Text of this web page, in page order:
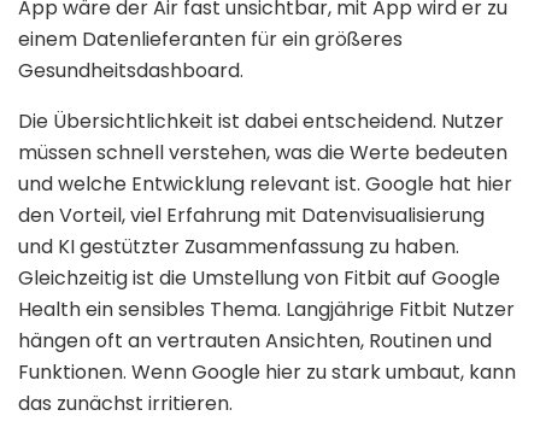
App wäre der Air fast unsichtbar, mit App wird er zu
einem Datenlieferanten für ein größeres
Gesundheitsdashboard.
Die Übersichtlichkeit ist dabei entscheidend. Nutzer
müssen schnell verstehen, was die Werte bedeuten
und welche Entwicklung relevant ist. Google hat hier
den Vorteil, viel Erfahrung mit Datenvisualisierung
und KI gestützter Zusammenfassung zu haben.
Gleichzeitig ist die Umstellung von Fitbit auf Google
Health ein sensibles Thema. Langjährige Fitbit Nutzer
hängen oft an vertrauten Ansichten, Routinen und
Funktionen. Wenn Google hier zu stark umbaut, kann
das zunächst irritieren.